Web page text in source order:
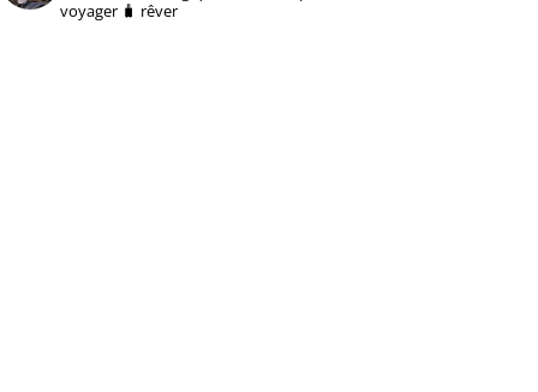
voyager 🧳 rêver